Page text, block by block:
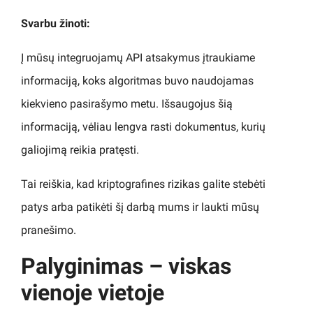
Svarbu žinoti:
Į mūsų integruojamų API atsakymus įtraukiame
informaciją, koks algoritmas buvo naudojamas
kiekvieno pasirašymo metu. Išsaugojus šią
informaciją, vėliau lengva rasti dokumentus, kurių
galiojimą reikia pratęsti.
Tai reiškia, kad kriptografines rizikas galite stebėti
patys arba patikėti šį darbą mums ir laukti mūsų
pranešimo.
Palyginimas – viskas
vienoje vietoje